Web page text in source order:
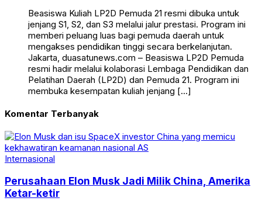
Beasiswa Kuliah LP2D Pemuda 21 resmi dibuka untuk
jenjang S1, S2, dan S3 melalui jalur prestasi. Program ini
memberi peluang luas bagi pemuda daerah untuk
mengakses pendidikan tinggi secara berkelanjutan.
Jakarta, duasatunews.com – Beasiswa LP2D Pemuda
resmi hadir melalui kolaborasi Lembaga Pendidikan dan
Pelatihan Daerah (LP2D) dan Pemuda 21. Program ini
membuka kesempatan kuliah jenjang […]
Komentar Terbanyak
Internasional
Perusahaan Elon Musk Jadi Milik China, Amerika
Ketar-ketir